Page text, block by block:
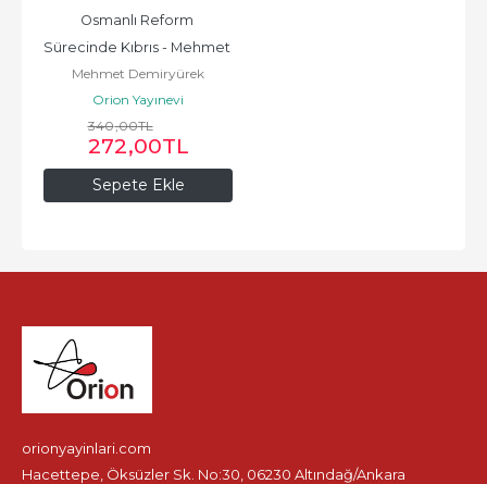
Sepete Ekle
Osmanlı Reform
Sürecinde Kıbrıs - Mehmet
Demiryürek
Mehmet Demiryürek
Orion Yayınevi
340,00TL
272,00TL
orionyayinlari.com
Hacettepe, Öksüzler Sk. No:30, 06230 Altındağ/Ankara